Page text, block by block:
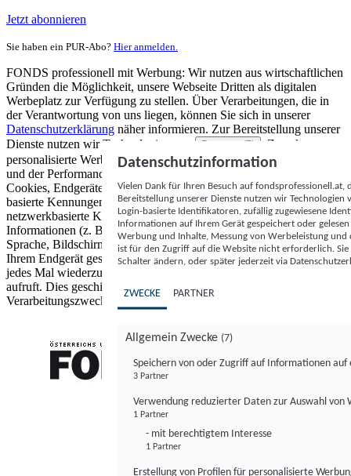
Jetzt abonnieren
Sie haben ein PUR-Abo? Hier anmelden.
FONDS professionell mit Werbung: Wir nutzen aus wirtschaftlichen
Gründen die Möglichkeit, unsere Webseite Dritten als digitalen
Werbeplatz zur Verfügung zu stellen. Über Verarbeitungen, die in
der Verantwortung von uns liegen, können Sie sich in unserer
Datenschutzerklärung näher informieren. Zur Bereitstellung unserer
Dienste nutzen wir Technologien von
Partnern (5)
. Zwecke:
personalisierte Werbung und Inhalte, Messung von Werbeleistung
und der Performance von Inhalten sowie Zielgruppenforschung.
Cookies, Endgeräte- oder ähnliche Online-Kennungen (z. B. login-
basierte Kennungen, zufällig generierte Kennungen,
netzwerkbasierte Kennungen) können zusammen mit anderen
Informationen (z. B. Browsertyp und Browserinformationen,
Sprache, Bildschirmgröße, unterstützte Technologien usw.) auf
Ihrem Endgerät gespeichert oder von dort ausgelesen werden, um es
jedes Mal wiederzuerkennen, wenn es eine App oder einer Webseite
aufruft. Dies geschieht für einen oder mehrere der hier aufgeführten
Verarbeitungszwecke.
Datenschutzinformation
Vielen Dank für Ihren Besuch auf
Bereitstellung unserer Dienste nutzen wir Technologien
Login-basierte Identifikatoren, zufällig zugewiesene
Informationen auf Ihrem Gerät gespeichert oder
Werbung und Inhalte, Messung von Werbeleistung
ist für den Zugriff auf die Website nicht erforderlich.
Schalter ändern, oder später jederzeit via
ZWECKE PARTNER
Allgemein Zwecke (7)
Speichern von oder Zugriff auf Informationen auf
3 Partner
Verwendung reduzierter Daten zur Auswahl von
1 Partner
- mit berechtigtem Interesse
1 Partner
Erstellung von Profilen für personalisierte
FONDS professionell